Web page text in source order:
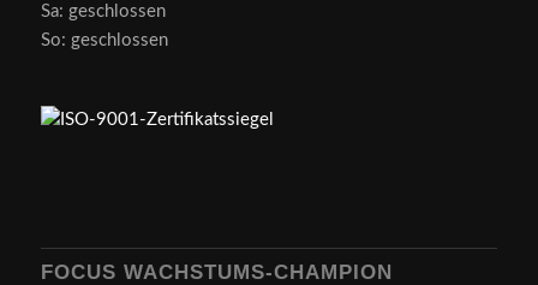
Sa: geschlossen
So: geschlossen
FOCUS WACHSTUMS-CHAMPION